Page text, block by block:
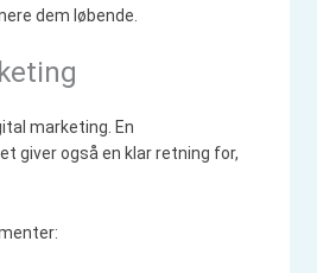
dem løbende.
marketing. En
giver også en klar retning for,